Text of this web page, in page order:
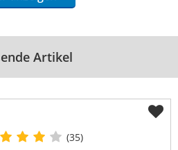
Artikel
(35)